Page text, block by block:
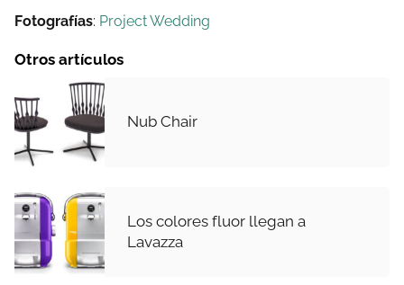
Fotografías: Project Wedding
Otros artículos
Nub Chair
Los colores fluor llegan a
Lavazza